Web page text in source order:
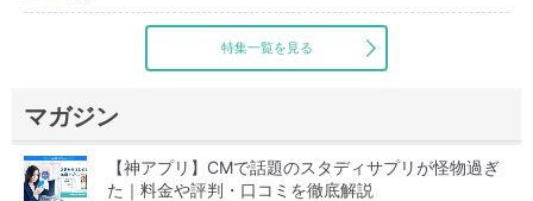
特集一覧を見る
マガジン
【神アプリ】CMで話題のスタディサプリが怪物過ぎ
た｜料金や評判・口コミを徹底解説